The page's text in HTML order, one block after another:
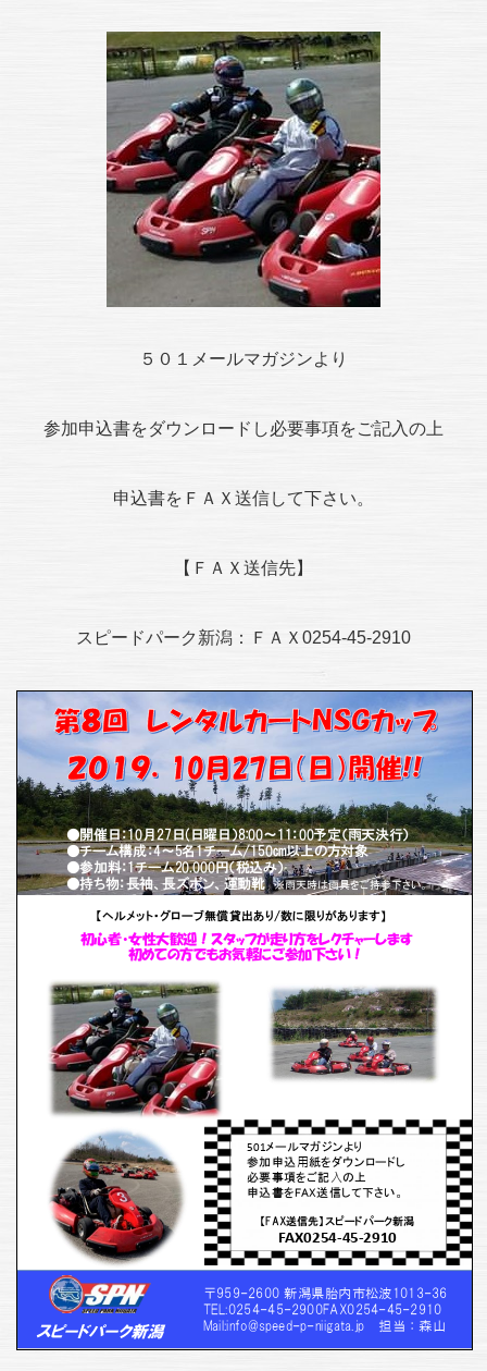
５０１メールマガジンより
参加申込書をダウンロードし必要事項をご記入の上
申込書をＦＡＸ送信して下さい。
【ＦＡＸ送信先】
スピードパーク新潟：ＦＡＸ0254-45-2910